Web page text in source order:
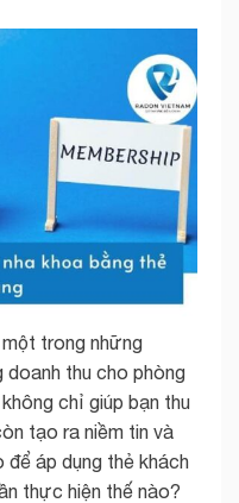
trong những
doanh thu cho phòng
chỉ giúp bạn thu
tạo ra niềm tin và
để áp dụng thẻ khách
thực hiện thế nào?